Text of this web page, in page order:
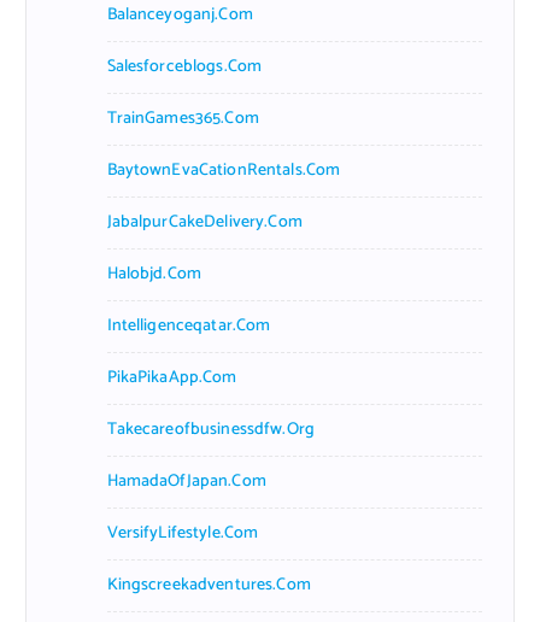
Balanceyoganj.com
Salesforceblogs.com
TrainGames365.com
BaytownEvaCationRentals.com
JabalpurCakeDelivery.com
Halobjd.com
Intelligenceqatar.com
PikaPikaApp.com
Takecareofbusinessdfw.org
HamadaOfJapan.com
VersifyLifestyle.com
Kingscreekadventures.com